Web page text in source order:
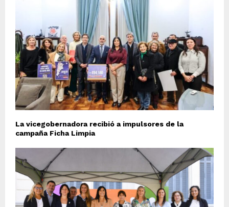
La vicegobernadora recibió a impulsores de la
campaña Ficha Limpia